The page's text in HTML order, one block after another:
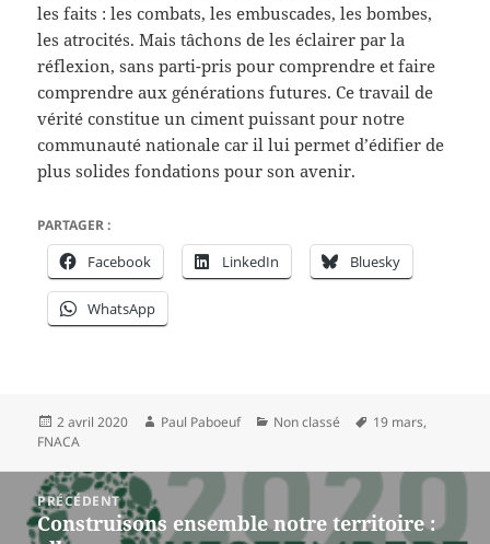
les faits : les combats, les embuscades, les bombes,
les atrocités. Mais tâchons de les éclairer par la
réflexion, sans parti-pris pour comprendre et faire
comprendre aux générations futures. Ce travail de
vérité constitue un ciment puissant pour notre
communauté nationale car il lui permet d’édifier de
plus solides fondations pour son avenir.
PARTAGER :
Facebook LinkedIn Bluesky
WhatsApp
Publié
le
2 avril 2020 Auteur
Paul Paboeuf Catégories
Non classé
Mots-
19 mars,
FNACA
Navigation
l’article
PRÉCÉDENT
Article
Construisons ensemble notre territoire :